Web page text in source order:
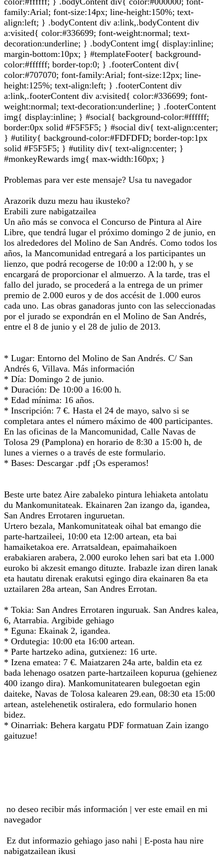
family:Arial; font-size:14px; line-height:150%; text-
align:left; } .bodyContent div a:link,.bodyContent div
a:visited{ color:#336699; font-weight:normal; text-
decoration:underline; } .bodyContent img{ display:inline;
margin-bottom:10px; } #templateFooter{ background-
color:#ffffff; border-top:0; } .footerContent div{
color:#707070; font-family:Arial; font-size:12px; line-
height:125%; text-align:left; } .footerContent div
a:link,.footerContent div a:visited{ color:#336699; font-
weight:normal; text-decoration:underline; } .footerContent
img{ display:inline; } #social{ background-color:#ffffff;
border:0px solid #F5F5F5; } #social div{ text-align:center;
} #utility{ background-color:#FDFDFD; border-top:1px
solid #F5F5F5; } #utility div{ text-align:center; }
#monkeyRewards img{ max-width:160px; }
Problemas para ver este mensaje? Usa tu navegador
Arazorik duzu mezu hau ikusteko?
Erabili zure nabigatzailea
Un año más se convoca el Concurso de Pintura al Aire
Libre, que tendrá lugar el próximo domingo 2 de junio, en
los alrededores del Molino de San Andrés. Como todos los
años, la Mancomunidad entregará a los participantes un
lienzo, que podrá recogerse de 10:00 a 12:00 h, y se
encargará de proporcionar el almuerzo. A la tarde, tras el
fallo del jurado, se procederá a la entrega de un primer
premio de 2.000 euros y de dos accésit de 1.000 euros
cada uno. Las obras ganadoras junto con las seleccionadas
por el jurado se expondrán en el Molino de San Andrés,
entre el 8 de junio y el 28 de julio de 2013.
* Lugar: Entorno del Molino de San Andrés. C/ San
Andrés 6, Villava. Más información
* Día: Domingo 2 de junio.
* Duración: De 10:00 a 16:00 h.
* Edad mínima: 16 años.
* Inscripción: 7 €. Hasta el 24 de mayo, salvo si se
completara antes el número máximo de 400 participantes.
En las oficinas de la Mancomunidad, Calle Navas de
Tolosa 29 (Pamplona) en horario de 8:30 a 15:00 h, de
lunes a viernes o a través de este formulario.
* Bases: Descargar .pdf ¡Os esperamos!
Beste urte batez Aire zabaleko pintura lehiaketa antolatu
du Mankomunitateak. Ekainaren 2an izango da, igandea,
San Andres Errotaren inguruetan.
Urtero bezala, Mankomunitateak oihal bat emango die
parte-hartzaileei, 10:00 eta 12:00 artean, eta bai
hamaiketakoa ere. Arratsaldean, epaimahaikoen
erabakiaren arabera, 2.000 euroko lehen sari bat eta 1.000
euroko bi akzesit emango dituzte. Irabazle izan diren lanak
eta hautatu direnak erakutsi egingo dira ekainaren 8a eta
uztailaren 28a artean, San Andres Errotan.
* Tokia: San Andres Errotaren inguruak. San Andres kalea,
6, Atarrabia. Argibide gehiago
* Eguna: Ekainak 2, igandea.
* Ordutegia: 10:00 eta 16:00 artean.
* Parte hartzeko adina, gutxienez: 16 urte.
* Izena ematea: 7 €. Maiatzaren 24a arte, baldin eta ez
bada lehenago osatzen parte-hartzaileen kopurua (gehienez
400 izango dira). Mankomunitatearen bulegoetan egin
daiteke, Navas de Tolosa kalearen 29.ean, 08:30 eta 15:00
artean, astelehenetik ostiralera, edo formulario honen
bidez.
* Oinarriak: Behera kargatu PDF formatuan Zain izango
gaituzue!
no deseo recibir más información | ver este email en mi
navegador
Ez dut informazio gehiago jaso nahi | E-posta hau nire
nabigatzailean ikusi